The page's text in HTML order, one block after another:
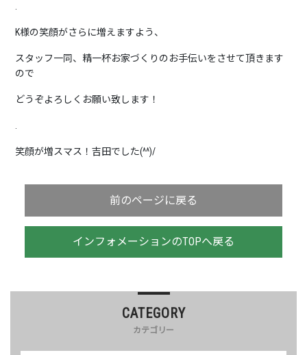
.
K様の笑顔がさらに増えますよう、
スタッフ一同、精一杯お家づくりのお手伝いをさせて頂きます
ので
どうぞよろしくお願い致します！
.
笑顔が増スマス！吉田でした(^^)/
前のページに戻る
インフォメーションのTOPへ戻る
CATEGORY
カテゴリー